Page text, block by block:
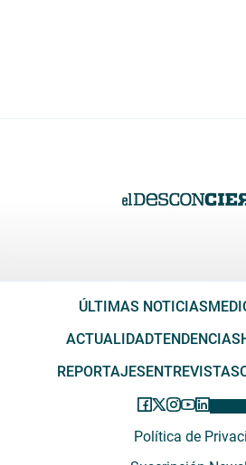
ÚLTIMAS NOTICIAS
ACTUALIDADTENDENCIAS
REPORTAJESENTREVISTAS
Política de